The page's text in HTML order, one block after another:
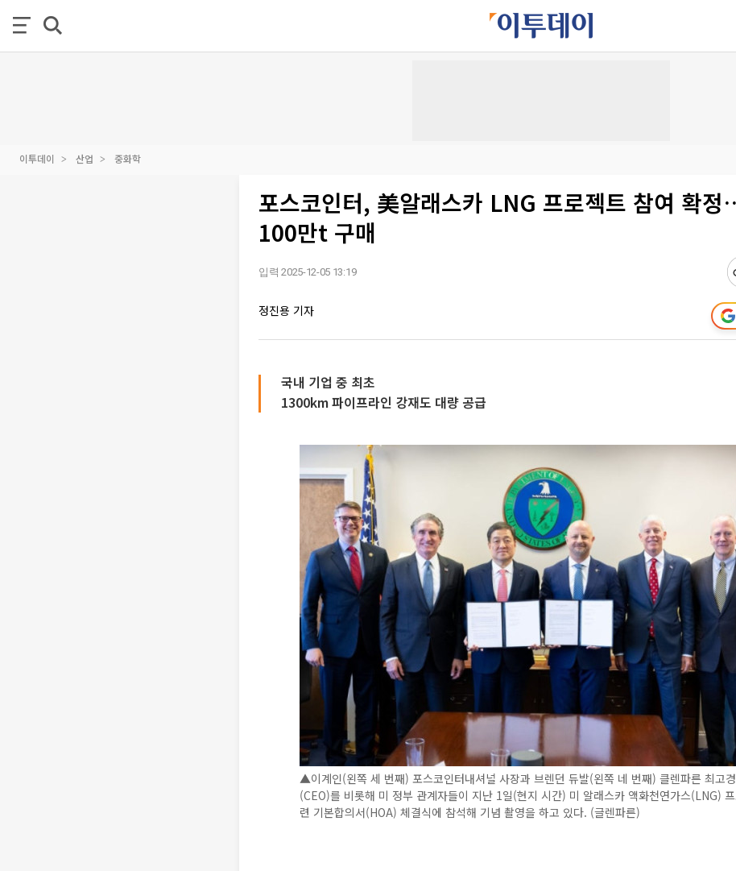
이투데이 산업 중화학
포스코인터, 美알래스카 LNG 프로젝트 참여 확
100만t 구매
입력 2025-12-05 13:19
정진용 기자
국내 기업 중 최초
1300km 파이프라인 강재도 대량 공급
▲이계인(왼쪽 세 번째) 포스코인터내셔널 사장과 브렌던 듀발(왼쪽 네 번째) 클렌파른 최고
(CEO)를 비롯해 미 정부 관계자들이 지난 1일(현지 시간) 미 알래스카 액화천연가스(LNG)
련 기본합의서(HOA) 체결식에 참석해 기념 촬영을 하고 있다. (글렌파른)